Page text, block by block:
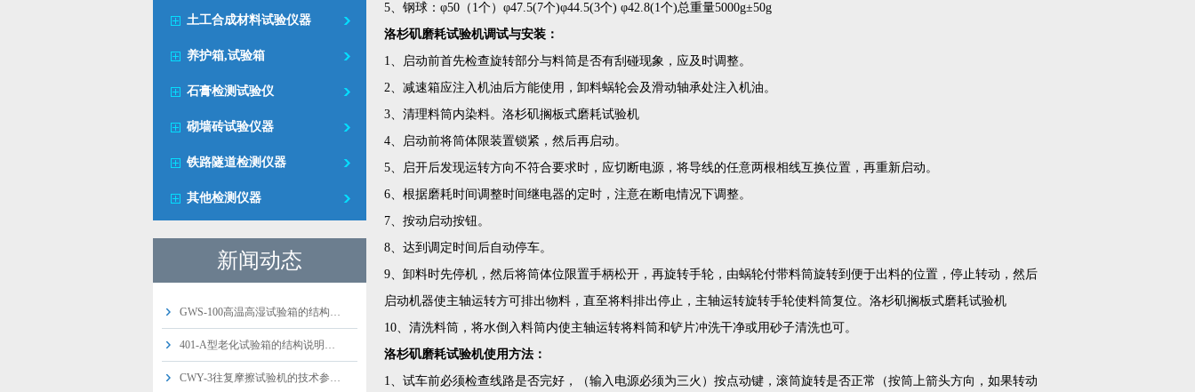
土工合成材料试验仪器
养护箱,试验箱
石膏检测试验仪
砌墙砖试验仪器
铁路隧道检测仪器
其他检测仪器
新闻动态
GWS-100高温高湿试验箱的结构…
401-A型老化试验箱的结构说明…
CWY-3往复摩擦试验机的技术参…
5、钢球：φ50（1个）φ47.5(7个)φ44.5(3个) φ42.8(1个)总重量5000g±50g
洛杉矶磨耗试验机调试与安装：
1、启动前首先检查旋转部分与料筒是否有刮碰现象，应及时调整。
2、减速箱应注入机油后方能使用，卸料蜗轮会及滑动轴承处注入机油。
3、清理料筒内染料。洛杉矶搁板式磨耗试验机
4、启动前将筒体限装置锁紧，然后再启动。
5、启开后发现运转方向不符合要求时，应切断电源，将导线的任意两根相线互换位置，再重新启动。
6、根据磨耗时间调整时间继电器的定时，注意在断电情况下调整。
7、按动启动按钮。
8、达到调定时间后自动停车。
9、卸料时先停机，然后将筒体位限置手柄松开，再旋转手轮，由蜗轮付带料筒旋转到便于出料的位置，停止转动，然后
启动机器使主轴运转方可排出物料，直至将料排出停止，主轴运转旋转手轮使料筒复位。洛杉矶搁板式磨耗试验机
10、清洗料筒，将水倒入料筒内使主轴运转将料筒和铲片冲洗干净或用砂子清洗也可。
洛杉矶磨耗试验机使用方法：
1、试车前必须检查线路是否完好，（输入电源必须为三火）按点动键，滚筒旋转是否正常（按筒上箭头方向，如果转动